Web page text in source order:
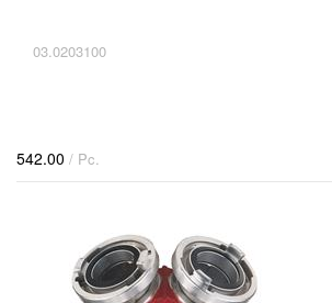
03.0203100
542.00 / Pc.